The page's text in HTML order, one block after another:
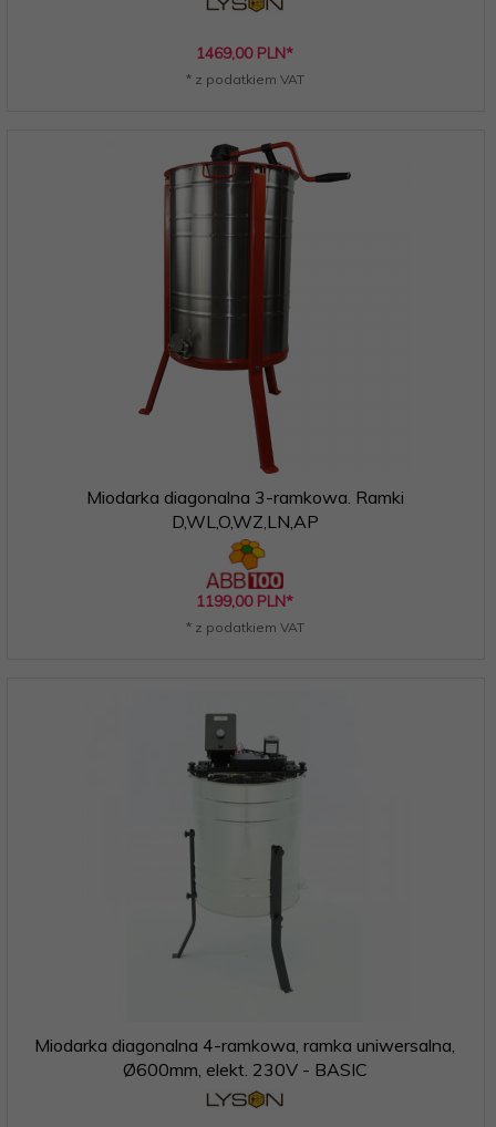
1469,00 PLN*
* z podatkiem VAT
Miodarka diagonalna 3-ramkowa. Ramki
D,WL,O,WZ,LN,AP
1199,00 PLN*
* z podatkiem VAT
Miodarka diagonalna 4-ramkowa, ramka uniwersalna,
Ø600mm, elekt. 230V - BASIC